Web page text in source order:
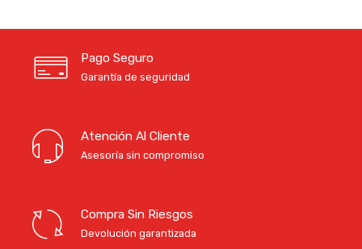
Pago Seguro
Garantía de seguridad
Atención Al Cliente
Asesoría sin compromiso
Compra Sin Riesgos
Devolución garantizada